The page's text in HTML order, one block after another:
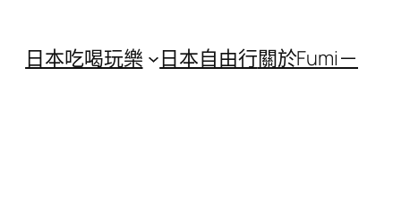
日本吃喝玩樂 日本自由行關於Fumi－